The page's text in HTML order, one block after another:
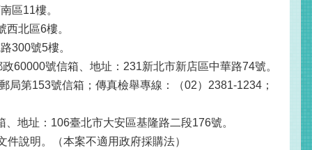
區11樓。
北區6樓。
300號5樓。
60000號信箱、地址：231新北市新店區中華路74號。
第153號信箱；傳真檢舉專線：（02）2381-1234；
地址：106臺北市大安區基隆路二段176號。
說明。（本案不適用政府採購法）